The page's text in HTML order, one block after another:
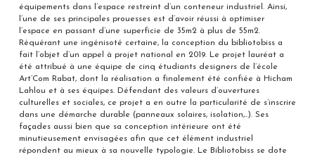
équipements dans l’espace restreint d’un conteneur industriel. Ainsi,
l’une de ses principales prouesses est d’avoir réussi à optimiser
l’espace en passant d’une superficie de 35m2 à plus de 55m2.
Réquérant une ingénisoté certaine, la conception du bibliotobiss a
fait l’objet d’un appel à projet national en 2019. Le projet lauréat a
été attribué à une équipe de cinq étudiants designers de l’école
Art’Com Rabat, dont la réalisation a finalement été confiée à Hicham
Lahlou et à ses équipes. Défendant des valeurs d’ouvertures
culturelles et sociales, ce projet a en outre la particularité de s’inscrire
dans une démarche durable (panneaux solaires, isolation,..). Ses
façades aussi bien que sa conception intérieure ont été
minutieusement envisagées afin que cet élément industriel
répondent au mieux à sa nouvelle typologie. Le Bibliotobiss se dote